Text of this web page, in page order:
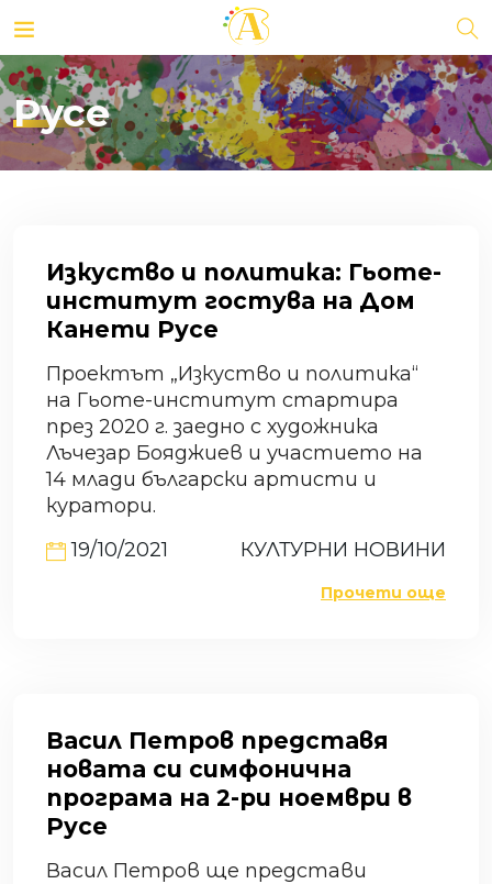
Русе
Изкуство и политика: Гьоте-
институт гостува на Дом
Канети Русе
Проектът „Изкуство и политика“
на Гьоте-институт стартира
през 2020 г. заедно с художника
Лъчезар Бояджиев и участието на
14 млади български артисти и
куратори.
19/10/2021
КУЛТУРНИ НОВИНИ
Прочети още
Васил Петров представя
новата си симфонична
програма на 2-ри ноември в
Русе
Васил Петров ще представи